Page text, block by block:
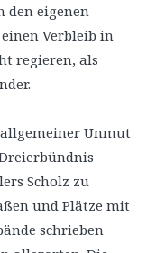
den eigenen
Verbleib in
regieren, als
Unmut
Scholz zu
und Plätze mit
schrieben